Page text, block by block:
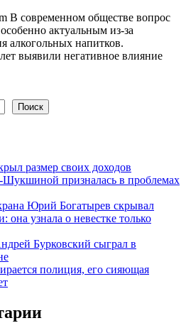
В современном обществе вопрос
актуальным из-за
алкогольных напитков.
выявили негативное влияние
Поиск
размер своих доходов
призналась в проблемах
Юрий Богатырев скрывал
она узнала о невестке только
Бурковский сыграл в
полиция, его сияющая